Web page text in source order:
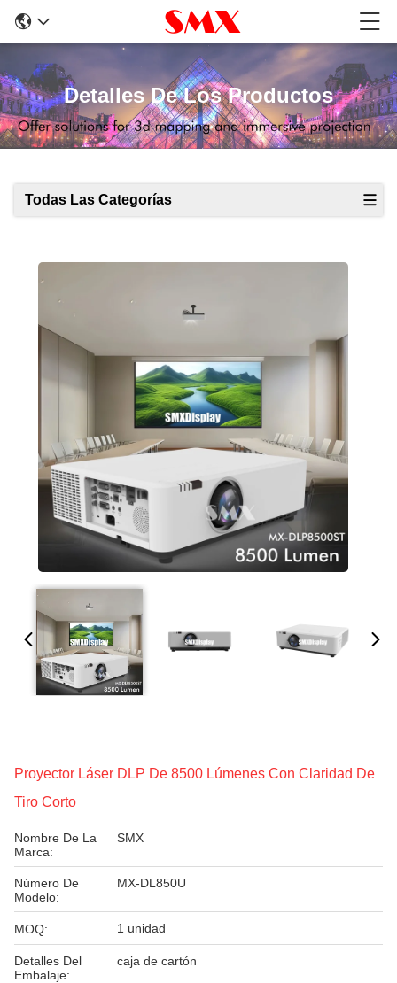
Detalles De Los Productos
Todas Las Categorías
Proyector Láser DLP De 8500 Lúmenes Con Claridad De
Tiro Corto
Nombre De La
Marca:
SMX
Número De
Modelo:
MX-DL850U
MOQ: 1 unidad
Detalles Del
Embalaje:
caja de cartón